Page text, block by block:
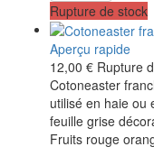
Rupture de stock
Aperçu rapide
12,00 € Rupture
Cotoneaster
utilisé en haie ou
feuille grise
Fruits rouge